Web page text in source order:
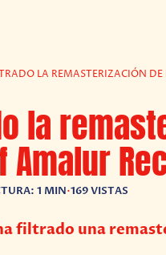
LA REMASTERIZACIÓN
la
Amalur
1 MIN•169 VISTAS
filtrado una